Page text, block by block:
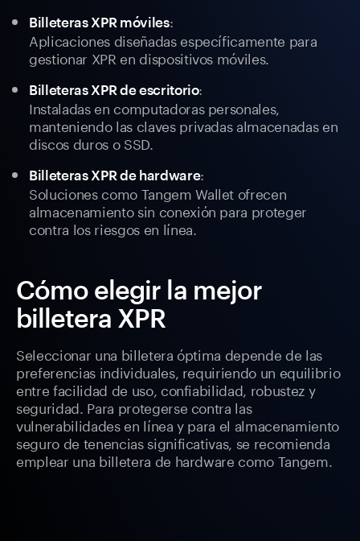
Billeteras XPR móviles:
Aplicaciones diseñadas específicamente para
gestionar XPR en dispositivos móviles.
Billeteras XPR de escritorio:
Instaladas en computadoras personales,
manteniendo las claves privadas almacenadas en
discos duros o SSD.
Billeteras XPR de hardware:
Soluciones como Tangem Wallet ofrecen
almacenamiento sin conexión para proteger
contra los riesgos en línea.
Cómo elegir la mejor
billetera XPR
Seleccionar una billetera óptima depende de las
preferencias individuales, requiriendo un equilibrio
entre facilidad de uso, confiabilidad, robustez y
seguridad. Para protegerse contra las
vulnerabilidades en línea y para el almacenamiento
seguro de tenencias significativas, se recomienda
emplear una billetera de hardware como Tangem.